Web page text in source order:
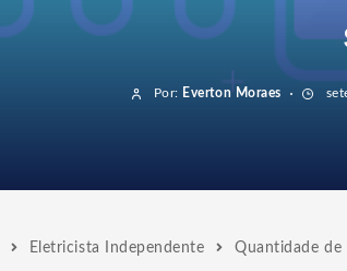
Por: Everton Moraes
Eletricista Independente Quantidade de